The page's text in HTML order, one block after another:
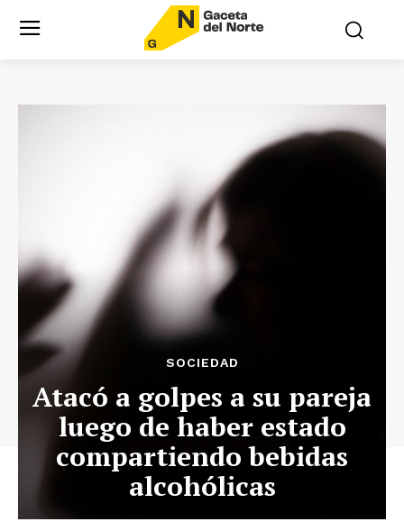
SOCIEDAD
Atacó a golpes a su pareja
luego de haber estado
compartiendo bebidas
alcohólicas